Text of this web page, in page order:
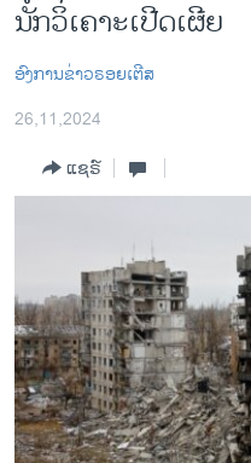
ໄປ
ຫາ
ຊອກ
ການເລືອກຕັ້ງ ປະທານາທີບໍດີ ສ
ອິດສະຫຼະພາບດ້ານການຂ່າວ
ຊຸມຊົນຊາວລາວ
ວິທະຍາສາດ-ເທັກໂນໂລຈີ
ທຸລະກິດ
ພາສາອັງກິດ
ວີດີໂອ
ນັກວິເຄາະເປີດເຜີຍ
ອົງການຂ່າວຣອຍເຕີສ
26,11,2024
ແຊຣ໌